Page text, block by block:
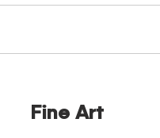
Fine Art